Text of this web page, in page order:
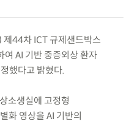
44차 ICT 규제샌드박스
여 AI 기반 중증외상 환자
했다고 밝혔다.
소생실에 고정형
화 영상을 AI 기반의